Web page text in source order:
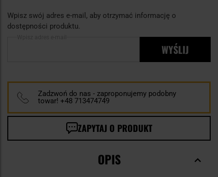
Wpisz swój adres e-mail, aby otrzymać informację o
dostępności produktu.
WYŚLIJ
Zadzwoń do nas - zaproponujemy podobny
towar! +48 713474749
ZAPYTAJ O PRODUKT
OPIS